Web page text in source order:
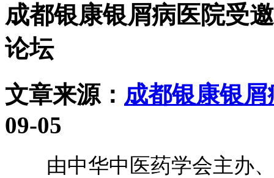
成都银康银屑病医院受
论坛
文章来源： 成都银康银
09-05
由中华中医药学会主办、